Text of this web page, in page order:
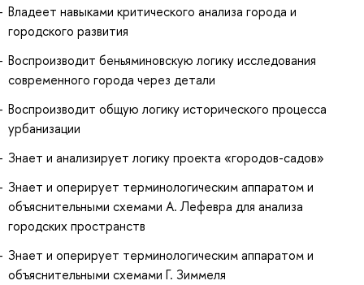
Владеет навыками критического анализа города и
городского развития
Воспроизводит беньяминовскую логику исследования
современного города через детали
Воспроизводит общую логику исторического процесса
урбанизации
Знает и анализирует логику проекта «городов-садов»
Знает и оперирует терминологическим аппаратом и
объяснительными схемами А. Лефевра для анализа
городских пространств
Знает и оперирует терминологическим аппаратом и
объяснительными схемами Г. Зиммеля